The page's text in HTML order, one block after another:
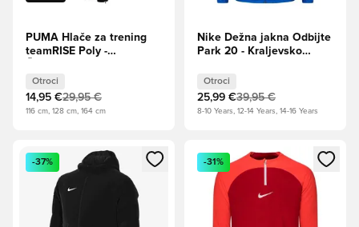
PUMA Hlače za trening
teamRISE Poly -
Otroci
14,95 €29,95 €
116 cm, 128 cm, 164 cm
Nike Dežna jakna Odbijte
Park 20 - Kraljevsko
Otroci
25,99 €39,95 €
8-10 Years, 12-14 Years, 14-16 Years
Odpre Modal za prijavo ali vpis kot član
-37%
Odpre Modal za prijavo ali
-31%